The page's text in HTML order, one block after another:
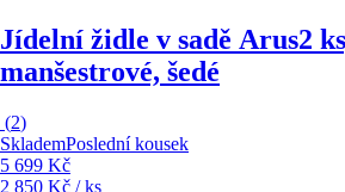
Jídelní židle v sadě Arus2
manšestrové, šedé
(2)
SklademPoslední kousek
5 699 Kč
2 850 Kč / ks